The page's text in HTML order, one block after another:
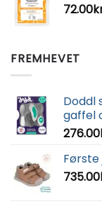
72.00
FREMHEVET
Doddl
gaffel
276.00
735.00